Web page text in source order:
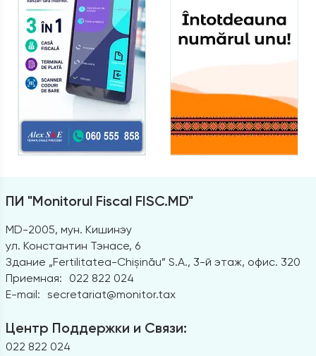
ПИ "Monitorul Fiscal FISC.MD"
MD-2005, мун. Кишинэу
ул. Константин Тэнасе, 6
Здание „Fertilitatea-Chișinău” S.A., 3-й этаж, офис. 320
Приемная:
022 822 024
E-mail: secretariat@monitor.tax
Центр Поддержки и Связи:
022 822 024